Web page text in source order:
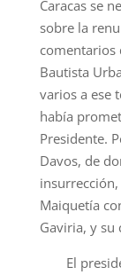
Caracas se
sobre la
comentarios
Bautista
varios a ese
había
Presidente.
Davos, de
Maiquetía
Gaviria, y su
El